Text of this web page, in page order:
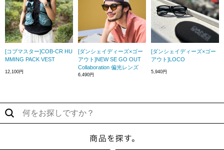
[コブマスター]COB-CR HU
MMING PACK VEST
12,100円
[ダンシェイディーズ×ゴー
アウト]NEW SE GO OUT
Collaboration 偏光レンズ
6,490円
[ダンシェイディーズ×ゴー
アウト]LOCO
5,940円